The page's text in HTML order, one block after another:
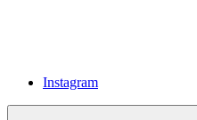
Instagram